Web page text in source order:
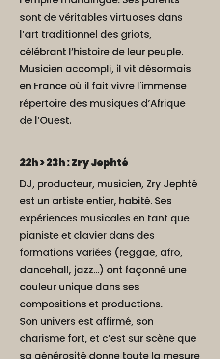
sont de véritables virtuoses dans
l’art traditionnel des griots,
célébrant l’histoire de leur peuple.
Musicien accompli, il vit désormais
en France où il fait vivre l'immense
répertoire des musiques d’Afrique
de l’Ouest.
22h > 23h : Zry Jephté
DJ, producteur, musicien, Zry Jephté
est un artiste entier, habité. Ses
expériences musicales en tant que
pianiste et clavier dans des
formations variées (reggae, afro,
dancehall, jazz...) ont façonné une
couleur unique dans ses
compositions et productions.
Son univers est affirmé, son
charisme fort, et c’est sur scène que
sa générosité donne toute la mesure